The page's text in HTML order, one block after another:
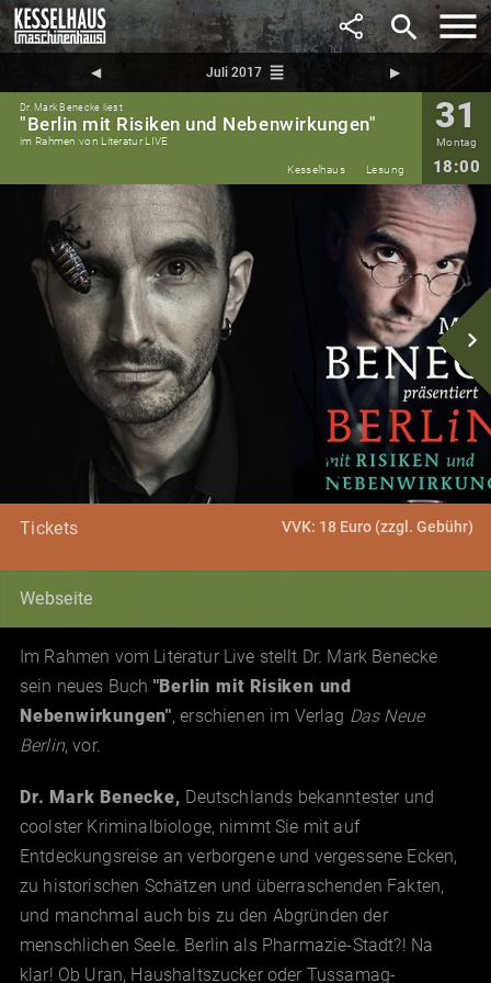
search
◀︎ Juli 2017 reorder ▶︎
Dr. Mark Benecke liest
"Berlin mit Risiken und Nebenwirkungen"
im Rahmen von Literatur LIVE
31
Montag
18:00
Kesselhaus Lesung
navigate_next
Tickets VVK: 18 Euro (zzgl. Gebühr)
Webseite
Im Rahmen vom Literatur Live stellt Dr. Mark Benecke
sein neues Buch "Berlin mit Risiken und
Nebenwirkungen", erschienen im Verlag Das Neue
Berlin, vor.
Dr. Mark Benecke, Deutschlands bekanntester und
coolster Kriminalbiologe, nimmt Sie mit auf
Entdeckungsreise an verborgene und vergessene Ecken,
zu historischen Schätzen und überraschenden Fakten,
und manchmal auch bis zu den Abgründen der
menschlichen Seele. Berlin als Pharmazie-Stadt?! Na
klar! Ob Uran, Haushaltszucker oder Tussamag-